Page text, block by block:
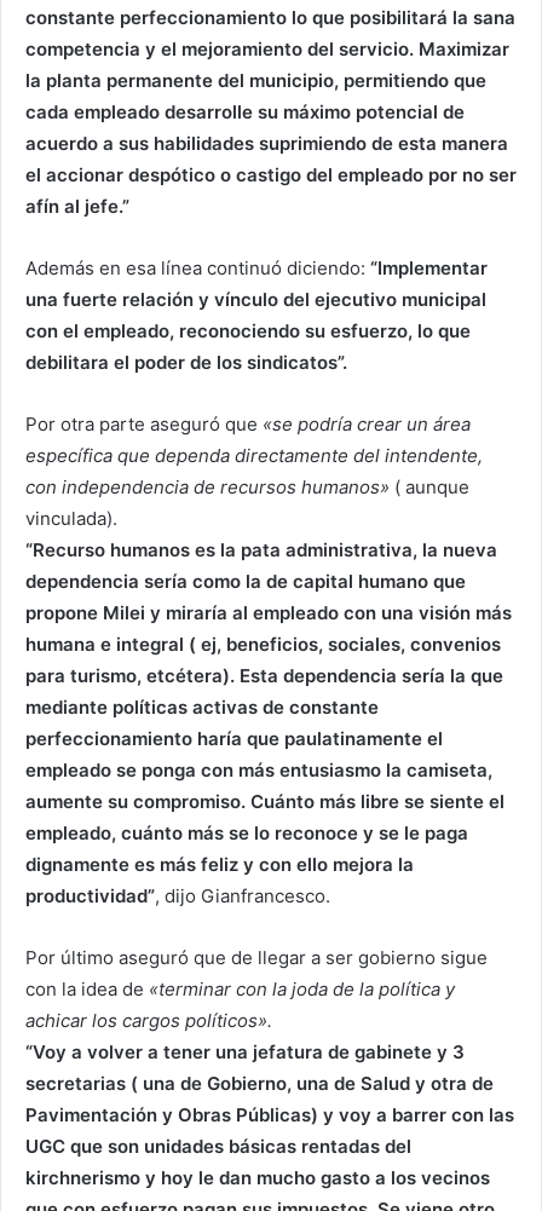
constante perfeccionamiento lo que posibilitará la sana
competencia y el mejoramiento del servicio. Maximizar
la planta permanente del municipio, permitiendo que
cada empleado desarrolle su máximo potencial de
acuerdo a sus habilidades suprimiendo de esta manera
el accionar despótico o castigo del empleado por no ser
afín al jefe.”
Además en esa línea continuó diciendo: “Implementar
una fuerte relación y vínculo del ejecutivo municipal
con el empleado, reconociendo su esfuerzo, lo que
debilitara el poder de los sindicatos”.
Por otra parte aseguró que «se podría crear un área
específica que dependa directamente del intendente,
con independencia de recursos humanos» ( aunque
vinculada).
“Recurso humanos es la pata administrativa, la nueva
dependencia sería como la de capital humano que
propone Milei y miraría al empleado con una visión más
humana e integral ( ej, beneficios, sociales, convenios
para turismo, etcétera). Esta dependencia sería la que
mediante políticas activas de constante
perfeccionamiento haría que paulatinamente el
empleado se ponga con más entusiasmo la camiseta,
aumente su compromiso. Cuánto más libre se siente el
empleado, cuánto más se lo reconoce y se le paga
dignamente es más feliz y con ello mejora la
productividad”, dijo Gianfrancesco.
Por último aseguró que de llegar a ser gobierno sigue
con la idea de «terminar con la joda de la política y
achicar los cargos políticos».
“Voy a volver a tener una jefatura de gabinete y 3
secretarias ( una de Gobierno, una de Salud y otra de
Pavimentación y Obras Públicas) y voy a barrer con las
UGC que son unidades básicas rentadas del
kirchnerismo y hoy le dan mucho gasto a los vecinos